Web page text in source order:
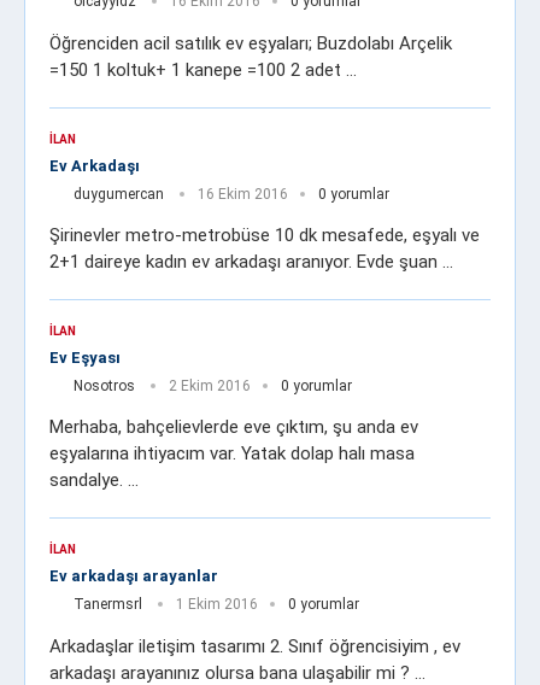
Öğrenciden acil satılık ev eşyaları; Buzdolabı Arçelik
=150 1 koltuk+ 1 kanepe =100 2 adet …
İLAN
Ev Arkadaşı
duygumercan 16 Ekim 2016 0 yorumlar
Şirinevler metro-metrobüse 10 dk mesafede, eşyalı ve
2+1 daireye kadın ev arkadaşı aranıyor. Evde şuan …
İLAN
Ev Eşyası
Nosotros 2 Ekim 2016 0 yorumlar
Merhaba, bahçelievlerde eve çıktım, şu anda ev
eşyalarına ihtiyacım var. Yatak dolap halı masa
sandalye. …
İLAN
Ev arkadaşı arayanlar
Tanermsrl 1 Ekim 2016 0 yorumlar
Arkadaşlar iletişim tasarımı 2. Sınıf öğrencisiyim , ev
arkadaşı arayanınız olursa bana ulaşabilir mi ? …